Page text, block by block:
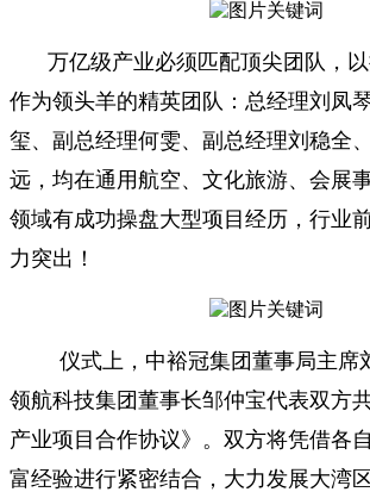
万亿级产业必须匹配顶尖团队，
作为领头羊的精英团队：总经理刘凤
玺、副总经理何雯、副总经理刘稳全
远，均在通用航空、文化旅游、会展
领域有成功操盘大型项目经历，行业
力突出！
仪式上，中裕冠集团董事局主席
领航科技集团董事长邹仲宝代表双方
产业项目合作协议》。双方将凭借各
富经验进行紧密结合，大力发展大湾